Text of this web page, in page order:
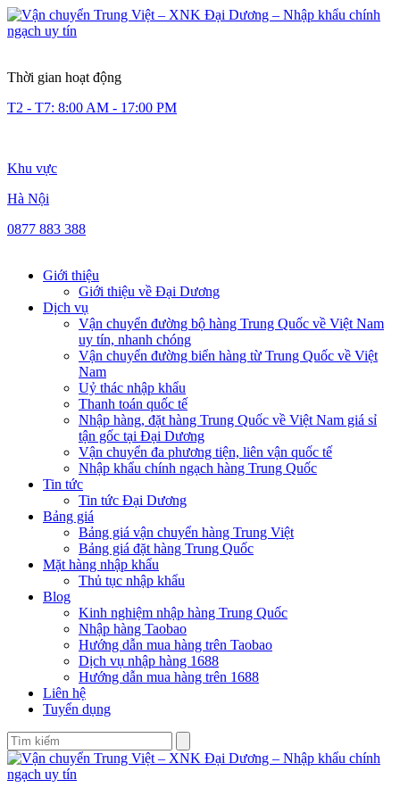
Thời gian hoạt động
T2 - T7: 8:00 AM - 17:00 PM
Khu vực
Hà Nội
0877 883 388
Giới thiệu
Giới thiệu về Đại Dương
Dịch vụ
Vận chuyển đường bộ hàng Trung Quốc về Việt Nam
uy tín, nhanh chóng
Vận chuyển đường biển hàng từ Trung Quốc về Việt
Nam
Uỷ thác nhập khẩu
Thanh toán quốc tế
Nhập hàng, đặt hàng Trung Quốc về Việt Nam giá sỉ
tận gốc tại Đại Dương
Vận chuyển đa phương tiện, liên vận quốc tế
Nhập khẩu chính ngạch hàng Trung Quốc
Tin tức
Tin tức Đại Dương
Bảng giá
Bảng giá vận chuyển hàng Trung Việt
Bảng giá đặt hàng Trung Quốc
Mặt hàng nhập khẩu
Thủ tục nhập khẩu
Blog
Kinh nghiệm nhập hàng Trung Quốc
Nhập hàng Taobao
Hướng dẫn mua hàng trên Taobao
Dịch vụ nhập hàng 1688
Hướng dẫn mua hàng trên 1688
Liên hệ
Tuyển dụng